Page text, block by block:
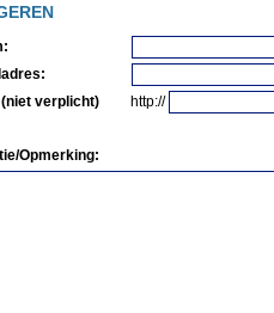
verplicht)
http://
Opmerking: